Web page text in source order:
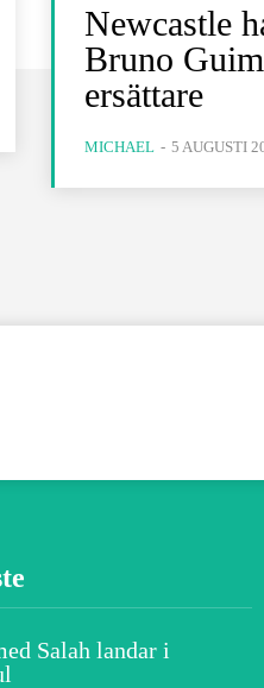
Newcastle
Bruno
ersättare
MICHAEL - 5 AUGUSTI
Salah landar i